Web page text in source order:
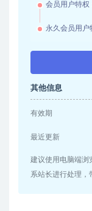
会员用户特权
永久会员用户
其他信息
有效期
最近更新
建议使用电脑端浏
系站长进行处理，